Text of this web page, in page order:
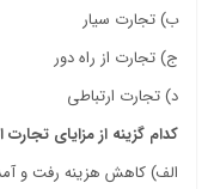
ب) تجارت سیار
ج)تجارت از راه دور
د)تجارت ارتباطی
کدام گزینه از مزایای
الف)کاهش هزینه رفت و آمد